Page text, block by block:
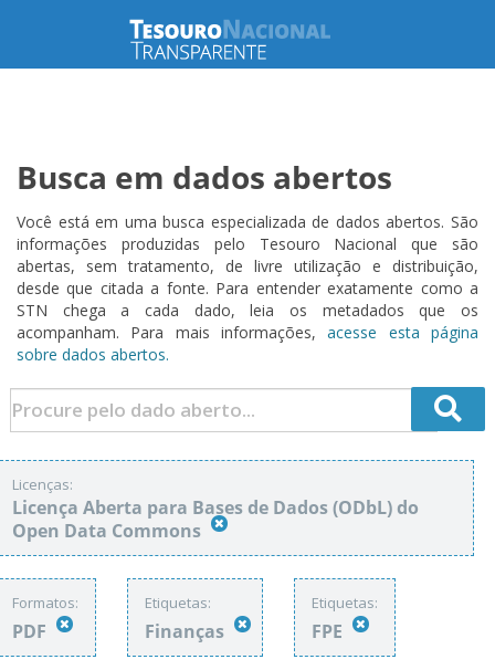
Busca em dados abertos
Você está em uma busca especializada de dados abertos. São
informações produzidas pelo Tesouro Nacional que são
abertas, sem tratamento, de livre utilização e distribuição,
desde que citada a fonte. Para entender exatamente como a
STN chega a cada dado, leia os metadados que os
acompanham. Para mais informações,acesse esta página
sobre dados abertos.
Licenças:
Licença Aberta para Bases de Dados (ODbL) do
Open Data Commons
Formatos:
PDF
Etiquetas:
Finanças
Etiquetas:
FPE